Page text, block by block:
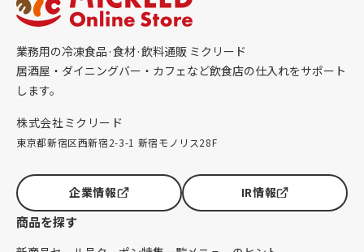
業務用の冷凍食品·食材·飲料通販 ミクリード
居酒屋・ダイニングバー・カフェなど飲食店の仕入れをサポート
します。
株式会社ミクリード
東京都新宿区西新宿2-3-1 新宿モノリス28F
企業情報 IR情報
商品を探す